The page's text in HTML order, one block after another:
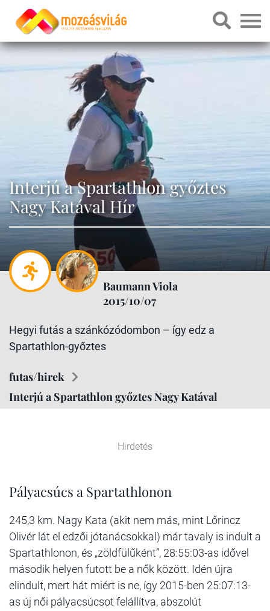
Interjú a Spartathlon győztes
Nagy Katával Hír
Baumann Viola
2015/10/07
Hegyi futás a szánkózódombon – így edz a
Spartathlon-győztes
futas/hirek
Interjú a Spartathlon győztes Nagy Katával
Hirdetés
Pályacsúcs a Spartathlonon
245,3 km. Nagy Kata (akit nem más, mint Lőrincz
Olivér lát el edzői jótanácsokkal) már tavaly is indult a
Spartathlonon, és „zöldfülűként”, 28:55:03-as idővel
második helyen futott be a nők között. Idén újra
elindult, mert hát miért is ne, így 2015-ben 25:07:13-
as új női pályacsúcsot felállítva, abszolút